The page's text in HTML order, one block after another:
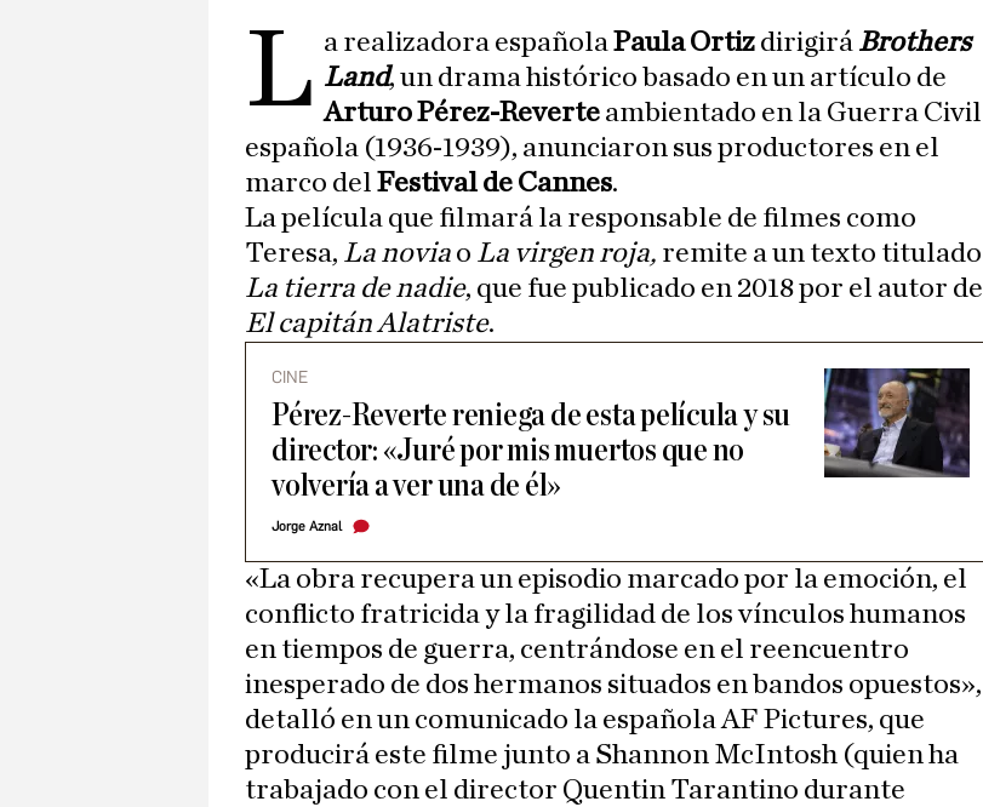
L a realizadora españolaPaula Ortiz dirigirá Brothers
Land, un drama histórico basado en un artículo de
Arturo Pérez-Reverte ambientado en la Guerra Civil
española (1936-1939), anunciaron sus productores en el
marco del Festival de Cannes.
La película que filmará la responsable de filmes como
Teresa, La novia o La virgen roja, remite a un texto titulado
La tierra de nadie, que fue publicado en 2018 por el autor de
El capitán Alatriste.
CINE
Pérez-Reverte reniega de esta película y su
director: «Juré por mis muertos que no
volvería a ver una de él»
Jorge Aznal
«La obra recupera un episodio marcado por la emoción, el
conflicto fratricida y la fragilidad de los vínculos humanos
en tiempos de guerra, centrándose en el reencuentro
inesperado de dos hermanos situados en bandos opuestos»,
detalló en un comunicado la española AF Pictures, que
producirá este filme junto a Shannon McIntosh (quien ha
trabajado con el director Quentin Tarantino durante